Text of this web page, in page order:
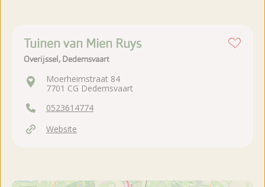
Tuinen van Mien Ruys
Overijssel, Dedemsvaart
Moerheimstraat 84
7701 CG Dedemsvaart
0523614774
Website